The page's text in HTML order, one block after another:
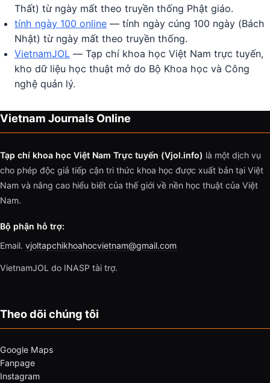
Thất) từ ngày mất theo truyền thống Phật giáo.
tính ngày 100 online — tính ngày cúng 100 ngày (Bách
Nhật) từ ngày mất theo truyền thống.
VietnamJOL — Tạp chí khoa học Việt Nam trực tuyến,
kho dữ liệu học thuật mở do Bộ Khoa học và Công
nghệ quản lý.
Vietnam Journals Online
Tạp chí khoa học Việt Nam Trực tuyến (Vjol.info) là một dịch vụ
cho phép độc giả tiếp cận tri thức khoa học được xuất bản tại Việt
Nam và nâng cao hiểu biết của thế giới về nền học thuật của Việt
Nam.
Bộ phận hỗ trợ:
Email. vjoltapchikhoahocvietnam@gmail.com
VietnamJOL do INASP tài trợ.
Theo dõi chúng tôi
Google Maps
Fanpage
Instagram